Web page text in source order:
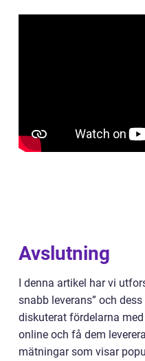
Avslutning
I denna artikel har vi
snabb leverans” och
diskuterat fördelarna
online och få dem
mätningar som visar